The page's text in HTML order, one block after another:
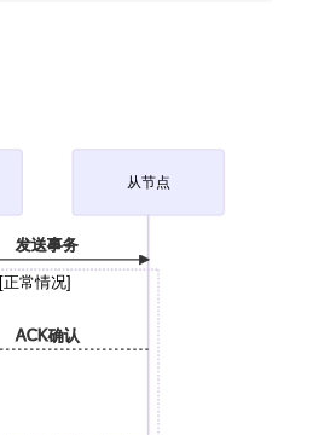
从节点
发送事务
ACK确认
[正常情况]